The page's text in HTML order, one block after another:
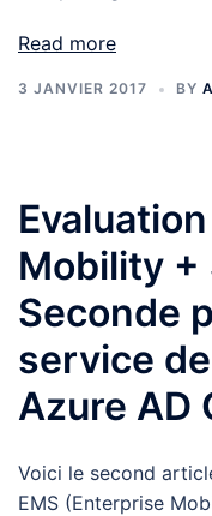
Read more
3 JANVIER 2017 BY
Mobility +
Seconde
service
Azure AD
Voici le second
EMS (Enterprise